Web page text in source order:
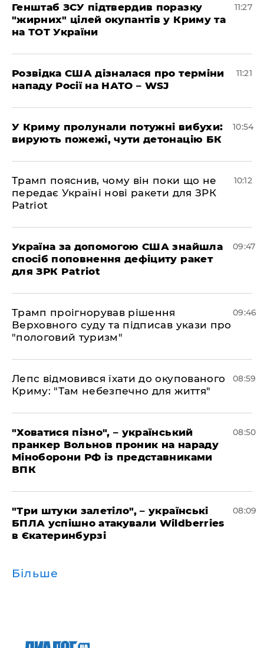
Генштаб ЗСУ підтвердив поразку
"жирних" цілей окупантів у Криму та
на ТОТ України
11:27
Розвідка США дізналася про терміни
нападу Росії на НАТО – WSJ
11:21
У Криму пролунали потужні вибухи:
вирують пожежі, чути детонацію БК
10:54
Трамп пояснив, чому він поки що не
передає Україні нові ракети для ЗРК
Patriot
10:12
Україна за допомогою США знайшла
спосіб поповнення дефіциту ракет
для ЗРК Patriot
09:47
Трамп проігнорував рішення
Верховного суду та підписав укази про
"пологовий туризм"
09:46
Лепс відмовився їхати до окупованого
Криму: "Там небезпечно для життя"
08:59
"Ховатися пізно", – український
пранкер Вольнов проник на нараду
Міноборони РФ із представниками
ВПК
08:50
"Три штуки залетіло", – українські
БПЛА успішно атакували Wildberries
в Єкатеринбурзі
08:09
Більше